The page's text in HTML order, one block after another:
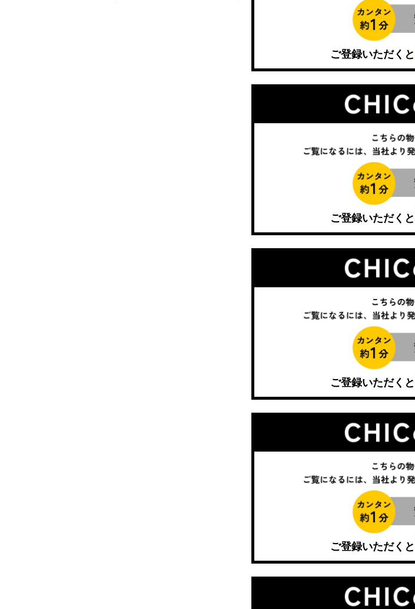
ご登録いただくと
ご登録いただくと
ご登録いただくと
ご登録いただくと